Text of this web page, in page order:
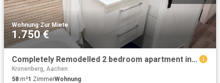
Wohnung·Zur Miete
1.750 €
Completely Remodelled 2 bedroom apartment in central Aachen, Aachen Amsterdam Apartments for Rent
Kronenberg, Aachen
58 m²1 ZimmerWohnung